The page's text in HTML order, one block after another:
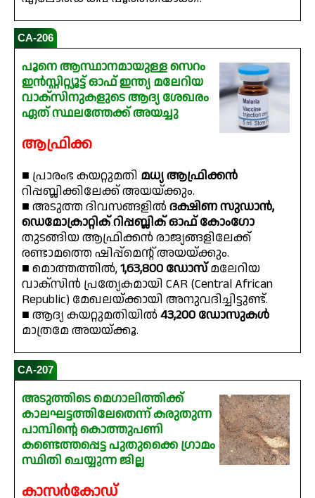
CA-206
പൂനെ ആസ്ഥാനമായുള്ള സെറം
ഇൻസ്റ്റിറ്റ്യൂട്ട് ഓഫ് ഇന്ത്യ മലേറിയ
വാക്‌സിനുകളുടെ ആദ്യ ശേഖരം
ഏത് സ്ഥലത്തേക്ക് അയച്ചു
ആഫ്രിക്ക
■ പ്രാരംഭ കയറ്റുമതി മധ്യ ആഫ്രിക്കൻ
റിപ്പബ്ലിക്കിലേക്ക് അയയ്ക്കും.
■ അടുത്ത ദിവസങ്ങളിൽ ദക്ഷിണ സുഡാൻ,
ഡെമോക്രാറ്റിക് റിപ്പബ്ലിക് ഓഫ് കോംഗോ
തുടങ്ങിയ ആഫ്രിക്കൻ രാജ്യങ്ങളിലേക്ക്
രണ്ടാമത്തെ ഷിപ്പ്മെൻ്റ് അയയ്ക്കും.
■ മൊത്തത്തിൽ,1,63,800 ഡോസ്മലേറിയ
വാക്സിൻ പ്രത്യേകമായി CAR (Central African
Republic) മേഖലയ്ക്കായി അനുവദിച്ചിട്ടുണ്ട്.
■ ആദ്യ കയറ്റുമതിയിൽ 43,200 ഡോസുകൾ
മാത്രമേ അയയ്ക്കൂ.
CA-207
അടുത്തിടെ മെഗാലിത്തിക്ക്
കാലഘട്ടത്തിലേതെന്ന് കരുതുന്ന
പാമ്പിന്റെ കൊത്തുപണി
കണ്ടെത്തപ്പെട്ട പുതുക്കൈ ഗ്രാമം
സ്ഥിതി ചെയ്യുന്ന ജില്ല
കാസർകോഡ്